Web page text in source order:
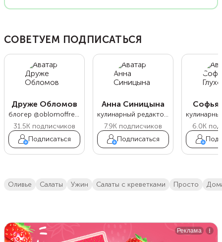
СОВЕТУЕМ ПОДПИСАТЬСЯ
Друже Обломов
блогер @oblomoffrecipe
31.5K подписчиков
Подписаться
Анна Синицына
кулинарный редактор Food.ru
7.9K подписчиков
Подписаться
Софья
6.0K
оливье салаты ужин салаты с креветками просто